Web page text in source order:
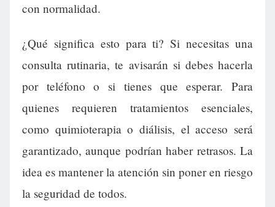
con normalidad.
¿Qué significa esto para ti? Si necesitas una
consulta rutinaria, te avisarán si debes hacerla
por teléfono o si tienes que esperar. Para
quienes requieren tratamientos esenciales,
como quimioterapia o diálisis, el acceso será
garantizado, aunque podrían haber retrasos. La
idea es mantener la atención sin poner en riesgo
la seguridad de todos.